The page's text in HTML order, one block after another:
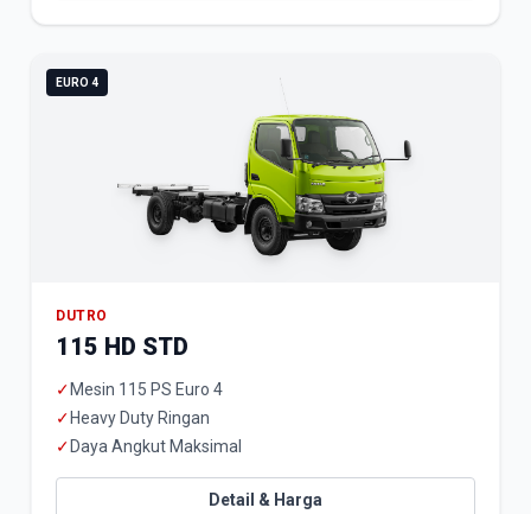
EURO 4
DUTRO
115 HD STD
✓ Mesin 115 PS Euro 4
✓ Heavy Duty Ringan
✓ Daya Angkut Maksimal
Detail & Harga